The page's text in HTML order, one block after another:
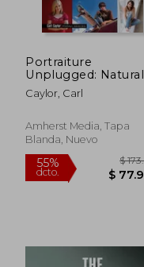
Portraiture
Unplugged: Natural
Light Photography
(en Inglés)
Caylor, Carl
Amherst Media, Tapa
Blanda, Nuevo